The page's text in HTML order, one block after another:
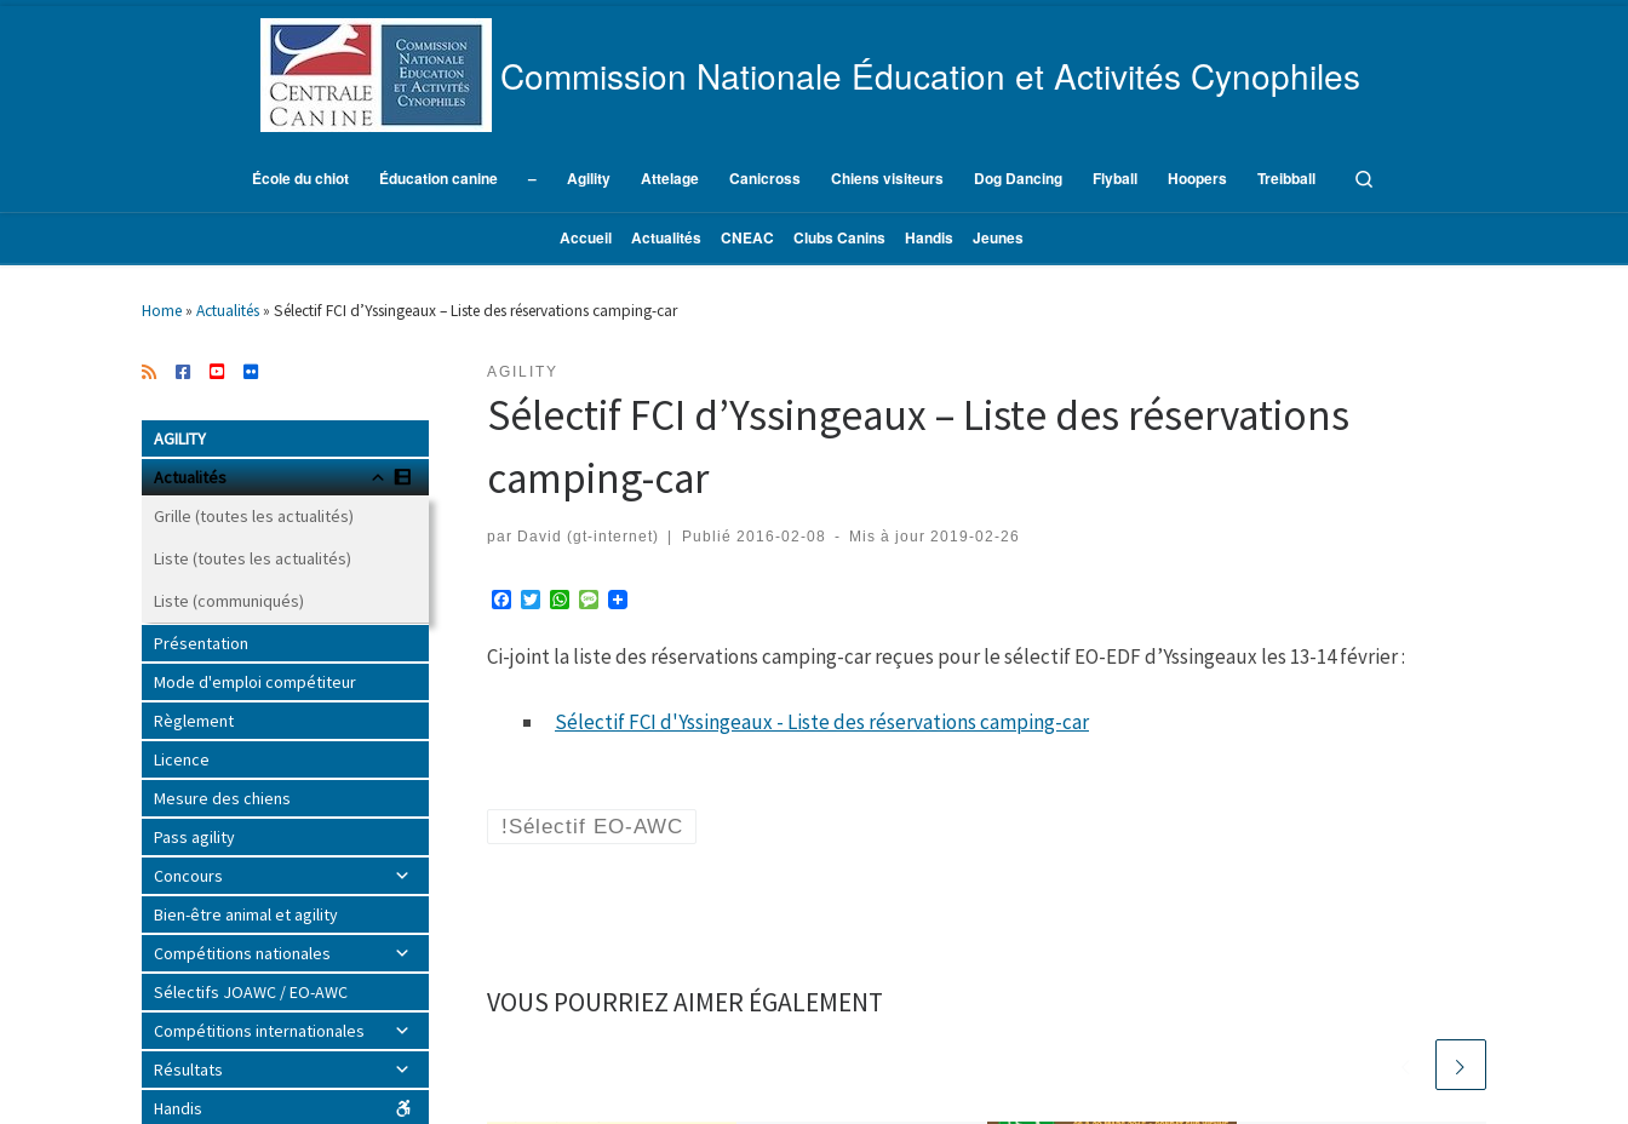
Accueil Actualités CNEAC Clubs Canins Handis Jeunes
Commission Nationale Éducation et Activités Cynophiles
École du chiot Éducation canine – Agility Attelage Canicross Chiens visiteurs Dog Dancing Flyball Hoopers Treibball
Home » Actualités » Sélectif FCI d’Yssingeaux – Liste des réservations camping-car
AGILITY
Sélectif FCI d’Yssingeaux – Liste des réservations
camping-car
par David (gt-internet) Publié 2016-02-08 - Mis à jour 2019-02-26
e
T
t
W
t
p
p
M
s
e
Ci-joint la liste des réservations camping-car reçues pour le sélectif EO-EDF d’Yssingeaux les 13-14 février :
Sélectif FCI d'Yssingeaux - Liste des réservations camping-car
!Sélectif EO-AWC
VOUS POURRIEZ AIMER ÉGALEMENT
AGILITY
Actualités
Grille (toutes les actualités)
Liste (toutes les actualités)
Liste (communiqués)
Présentation
Mode d'emploi compétiteur
Règlement
Licence
Mesure des chiens
Pass agility
Concours
Bien-être animal et agility
Compétitions nationales
Sélectifs JOAWC / EO-AWC
Compétitions internationales
Résultats
Handis